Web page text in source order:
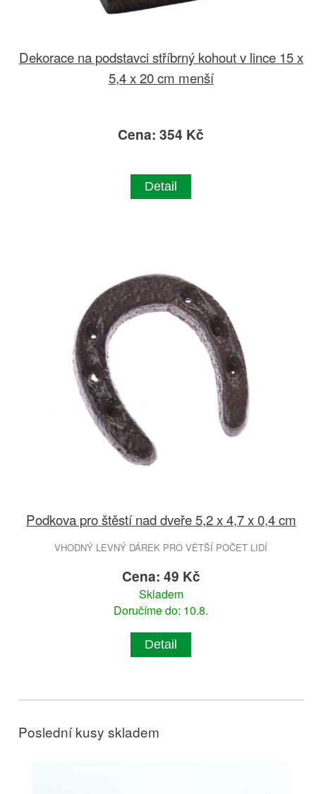
Dekorace na podstavci stříbrný kohout v lince 15 x
5,4 x 20 cm menší
Cena: 354 Kč
Detail
Podkova pro štěstí nad dveře 5,2 x 4,7 x 0,4 cm
VHODNÝ LEVNÝ DÁREK PRO VĚTŠÍ POČET LIDÍ
Cena: 49 Kč
Skladem
Doručíme do: 10.8.
Detail
Poslední kusy skladem